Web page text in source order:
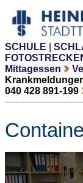
SCHULE
Mittagessen
040 428 891-199